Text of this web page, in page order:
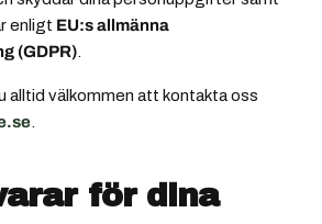
enligt EU:s allmänna
(GDPR)
alltid välkommen att kontakta oss
för dina